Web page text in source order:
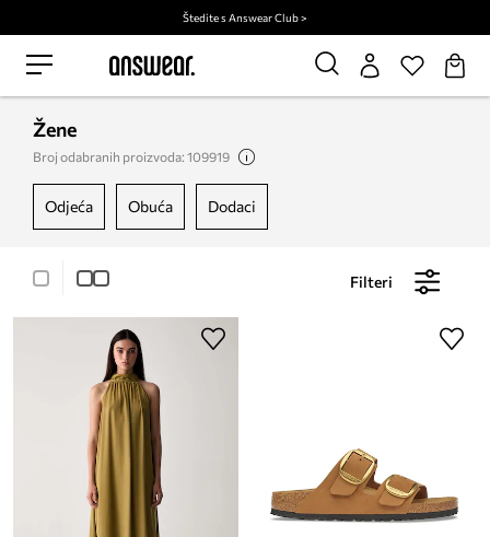
Štedite s Answear Club >
Žene
Broj odabranih proizvoda: 109919
odjeća obuća dodaci
Filteri